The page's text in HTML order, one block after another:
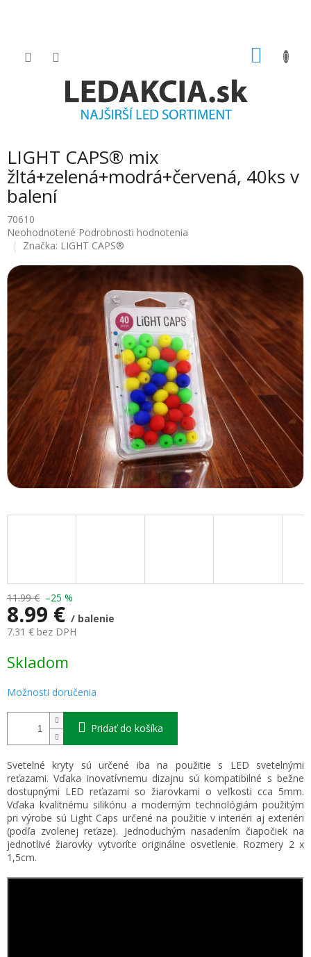
LIGHT CAPS® mix
žltá+zelená+modrá+červená, 40ks v
balení
70610
Priemerné
hodnotenie
je
0.0
hviezdičiek.
Neohodnotené Podrobnosti hodnotenia
Značka: LIGHT CAPS®
11.99 € –25 %
8.99 € / balenie
7.31 € bez DPH
cena:
Skladom
Možnosti doručenia
Pridať do košíka
Svetelné kryty sú určené iba na použitie s LED svetelnými
reťazami. Vďaka inovatívnemu dizajnu sú kompatibilné s bežne
dostupnými LED reťazami so žiarovkami o veľkosti cca 5mm.
Vďaka kvalitnému silikónu a moderným technológiám použitým
pri výrobe sú Light Caps určené na použitie v interiéri aj exteriéri
(podľa zvolenej reťaze). Jednoduchým nasadením čiapočiek na
jednotlivé žiarovky vytvoríte originálne osvetlenie. Rozmery 2 x
1,5cm.